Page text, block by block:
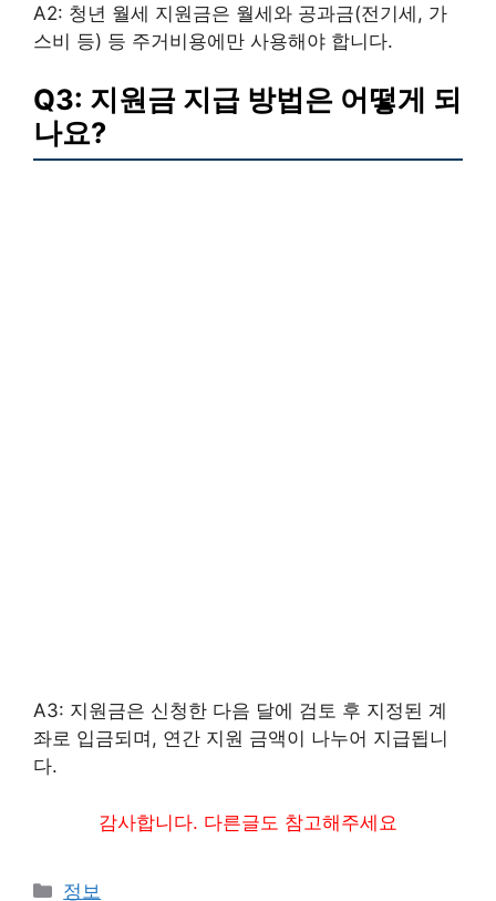
A2: 청년 월세 지원금은 월세와 공과금(전기세, 가
스비 등) 등 주거비용에만 사용해야 합니다.
Q3: 지원금 지급 방법은 어떻게 되
나요?
A3: 지원금은 신청한 다음 달에 검토 후 지정된 계
좌로 입금되며, 연간 지원 금액이 나누어 지급됩니
다.
감사합니다. 다른글도 참고해주세요
카
정보